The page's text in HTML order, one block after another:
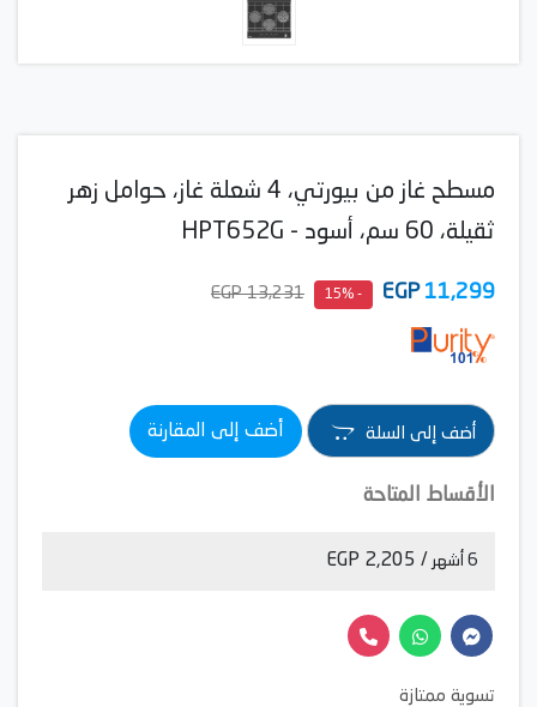
مسطح غاز من بيورتي، 4 شعلة غاز، حوامل زهر
ثقيلة، 60 سم، أسود - HPT652G
11,299
EGP
- 15%
13,231 EGP
أضف إلى السلة أضف إلى المقارنة
الأقساط المتاحة
6 أشهر / 2,205 EGP
تسوية ممتازة